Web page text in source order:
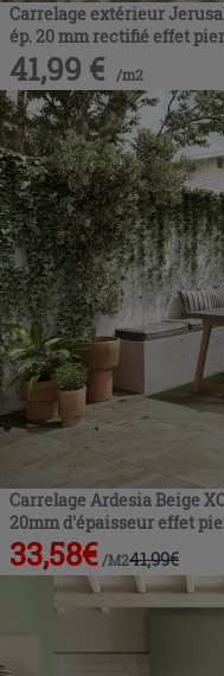
Carrelage extérieur
ép. 20 mm rectifié effet
41,99 € /m2
Carrelage Ardesia Beige
20mm d'épaisseur effet
33,58€ /M241,99€